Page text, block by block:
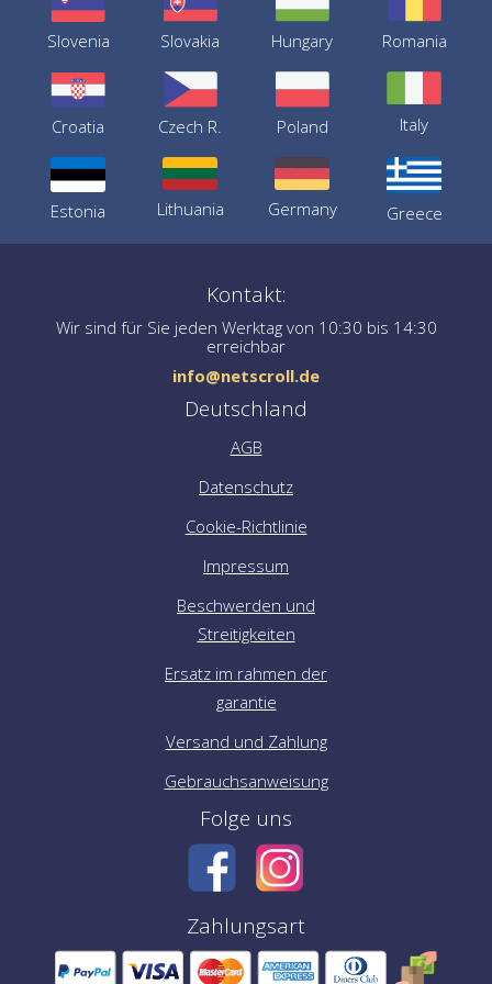
Slovenia Slovakia Hungary Romania
Croatia Czech R. Poland Italy
Estonia Lithuania Germany Greece
Kontakt:
Wir sind für Sie jeden Werktag von 10:30 bis 14:30
erreichbar
info@netscroll.de
Deutschland
AGB
Datenschutz
Cookie-Richtlinie
Impressum
Beschwerden und
Streitigkeiten
Ersatz im rahmen der
garantie
Versand und Zahlung
Gebrauchsanweisung
Folge uns
Zahlungsart